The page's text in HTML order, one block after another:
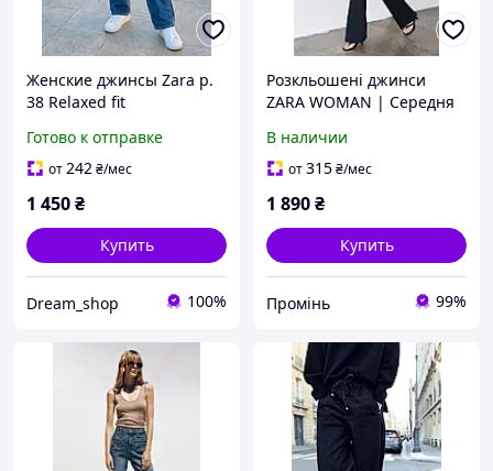
Женские джинсы Zara р.
38 Relaxed fit
Готово к отправке
от242₴/мес
1 450₴
Купить
Dream_shop 100%
Розкльошені джинси
ZARA WOMAN | Середня
В наличии
от315₴/мес
1 890₴
Купить
Промінь 99%